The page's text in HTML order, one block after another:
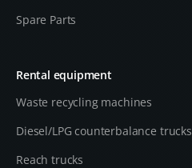
Spare Parts
Rental equipment
Waste recycling machines
Diesel/LPG counterbalance trucks
Reach trucks